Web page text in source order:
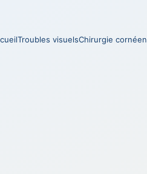
Troubles visuelsChirurgie